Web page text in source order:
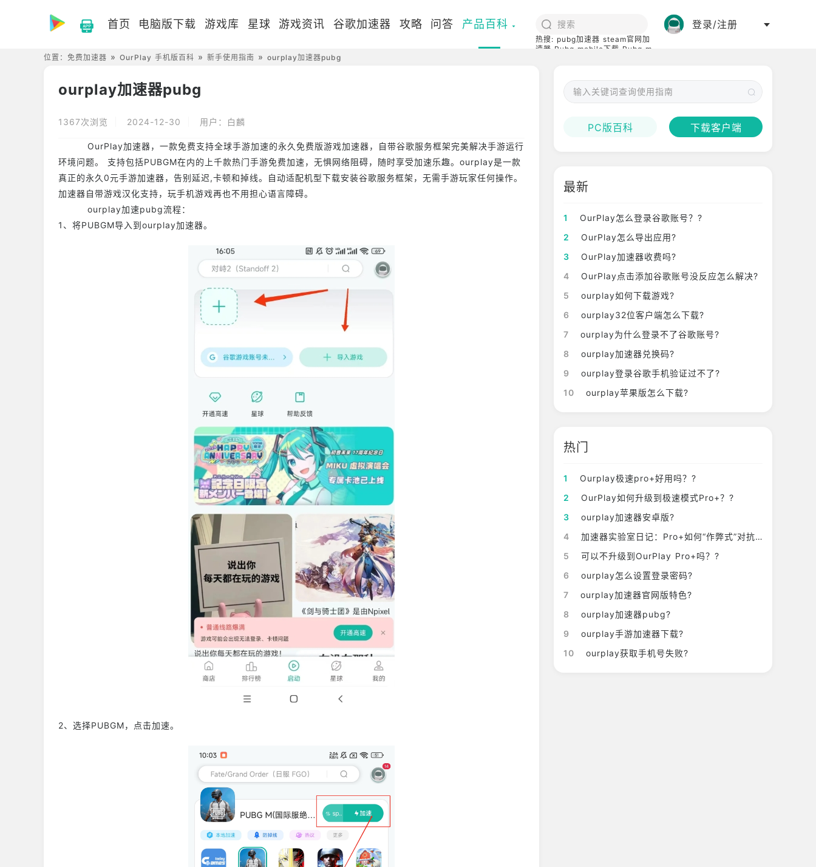
首页 电脑版下载 游戏库 星球 游戏资讯 谷歌加速器 攻略 问答 产品百科
热搜: pubg加速器 steam官网加
速器 Pubg mobile下载 Pubg m
登录/注册
位置： 免费加速器 OurPlay 手机版百科 新手使用指南 ourplay加速器pubg
ourplay加速器pubg
1367次浏览 2024-12-30 用户：白麟
OurPlay加速器，一款免费支持全球手游加速的永久免费版游戏加速器，自带谷歌服务框架完美解决手游运行
环境问题。 支持包括PUBGM在内的上千款热门手游免费加速，无惧网络阻碍，随时享受加速乐趣。ourplay是一款
真正的永久0元手游加速器，告别延迟,卡顿和掉线。自动适配机型下载安装谷歌服务框架，无需手游玩家任何操作。
加速器自带游戏汉化支持，玩手机游戏再也不用担心语言障碍。
ourplay加速pubg流程：
1、将PUBGM导入到ourplay加速器。
2、选择PUBGM，点击加速。
PC版百科 下载客户端
最新
1
OurPlay怎么登录谷歌账号？?
2
OurPlay怎么导出应用?
3
OurPlay加速器收费吗?
4
OurPlay点击添加谷歌账号没反应怎么解决?
5
ourplay如何下载游戏?
6
ourplay32位客户端怎么下载?
7
ourplay为什么登录不了谷歌账号?
8
ourplay加速器兑换码?
9
ourplay登录谷歌手机验证过不了?
10
ourplay苹果版怎么下载?
热门
1
Ourplay极速pro+好用吗？?
2
OurPlay如何升级到极速模式Pro+？?
3
ourplay加速器安卓版?
4
加速器实验室日记：Pro+如何“作弊式”对抗网络崩溃？?
5
可以不升级到OurPlay Pro+吗？?
6
ourplay怎么设置登录密码?
7
ourplay加速器官网版特色?
8
ourplay加速器pubg?
9
ourplay手游加速器下载?
10
ourplay获取手机号失败?